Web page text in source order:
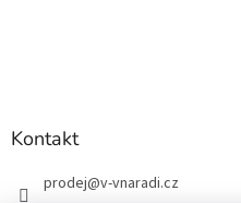
Kontakt
prodej@v-vnaradi.cz